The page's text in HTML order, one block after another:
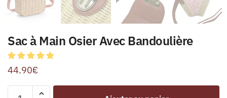
Sac à Main Osier Avec Bandoulière
44.90€